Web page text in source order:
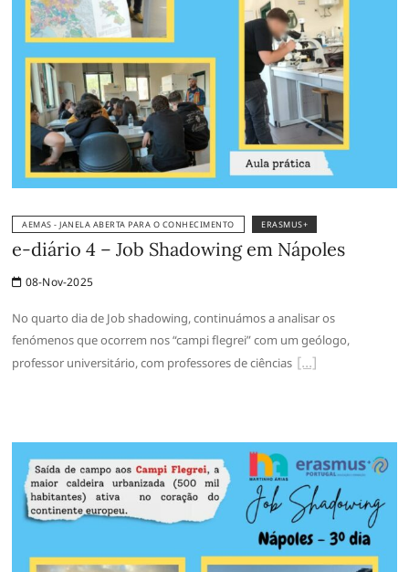
AEMAS - JANELA ABERTA PARA O CONHECIMENTO ERASMUS+
e-diário 4 – Job Shadowing em Nápoles
08-Nov-2025
No quarto dia de Job shadowing, continuámos a analisar os
fenómenos que ocorrem nos “campi flegrei” com um geólogo,
professor universitário, com professores de ciências